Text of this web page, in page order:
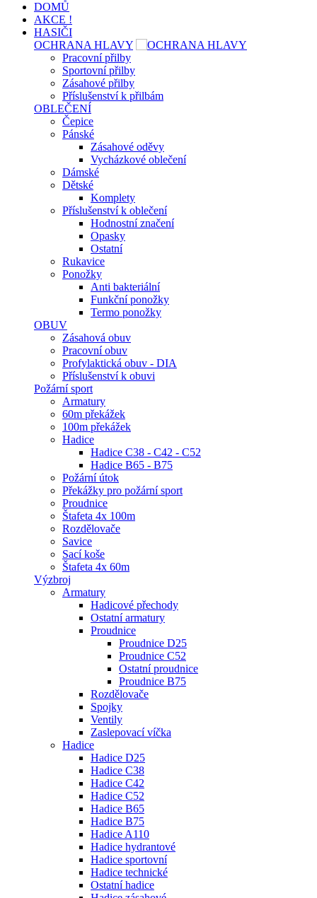
DOMŮ
AKCE !
HASIČI
OCHRANA HLAVY
Pracovní přilby
Sportovní přilby
Zásahové přilby
Příslušenství k přilbám
OBLEČENÍ
Čepice
Pánské
Zásahové oděvy
Vycházkové oblečení
Dámské
Dětské
Komplety
Příslušenství k oblečení
Hodnostní značení
Opasky
Ostatní
Rukavice
Ponožky
Anti bakteriální
Funkční ponožky
Termo ponožky
OBUV
Zásahová obuv
Pracovní obuv
Profylaktická obuv - DIA
Příslušenství k obuvi
Požární sport
Armatury
60m překážek
100m překážek
Hadice
Hadice C38 - C42 - C52
Hadice B65 - B75
Požární útok
Překážky pro požární sport
Proudnice
Štafeta 4x 100m
Rozdělovače
Savice
Sací koše
Štafeta 4x 60m
Výzbroj
Armatury
Hadicové přechody
Ostatní armatury
Proudnice
Proudnice D25
Proudnice C52
Ostatní proudnice
Proudnice B75
Rozdělovače
Spojky
Ventily
Zaslepovací víčka
Hadice
Hadice D25
Hadice C38
Hadice C42
Hadice C52
Hadice B65
Hadice B75
Hadice A110
Hadice hydrantové
Hadice sportovní
Hadice technické
Ostatní hadice